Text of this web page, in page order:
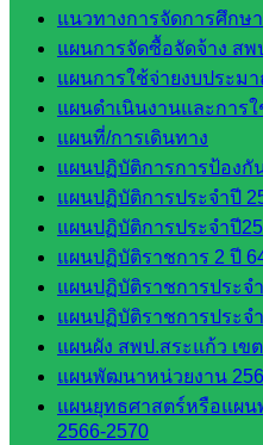
แนวทางการจัดการศึกษ
แผนการจัดซื้อจัดจ้าง สพ
แผนการใช้จ่ายงบประม
แผนดำเนินงานและการ
แผนที่/การเดินทาง
แผนปฏิบัติการการป้องกั
แผนปฏิบัติการประจำปี
แผนปฏิบัติการประจำปี
แผนปฏิบัติราชการ 2 ปี
แผนปฏิบัติราชการประจ
แผนปฏิบัติราชการประจ
แผนผัง สพป.สระแก้ว เข
แผนพัฒนาหน่วยงาน
แผนยุทธศาสตร์หรือแผ
2566-2570
บุคคล
กลุ่ม
พัฒนาครู
และบุ
คลากรฯ
กลุ่มนิ
ติดตาม
และประ
เมินผลฯ
::: ©2021 sakarea2.go.th. All
TEAM :::